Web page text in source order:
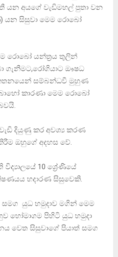
යන අයගේ වැඩිමහල් පුතා වන
යන සිසුවා මෙම රොබෝ
රො‍බෝ යන්ත්‍රය තුලින්
ගැනීමට,රෝගියාට ඖෂධ
සම්බන්ධවී මුහුණ
කාරණා මෙම රොබෝ
දියුණු කර අවශ්‍ය කරණ
ඔහුගේ අදහස වේ.
10 ශ්‍රේණියේ
හදාරණ සිසුවෙකි.
යුධ හමුදාව මගින් මෙම
හෝමාගම පිහිටි යුධ හමුදා
වෙත සිසුවාගේ පියාත් සමග